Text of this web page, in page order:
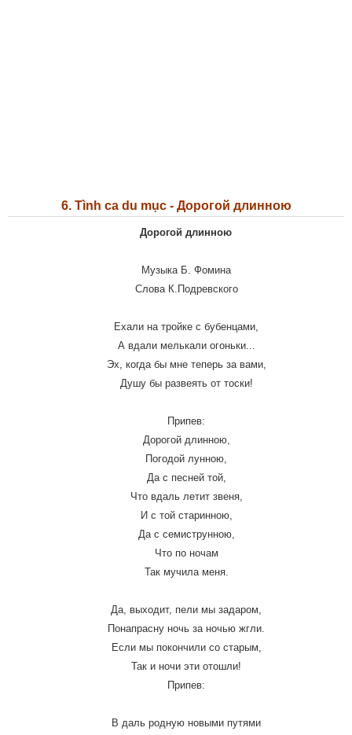
6. Tình ca du mục - Дорогой длинною
Дорогой длинною
Музыка Б. Фомина
Слова К.Подревского
Ехали на тройке с бубенцами,
А вдали мелькали огоньки...
Эх, когда бы мне теперь за вами,
Душу бы развеять от тоски!
Припев:
Дорогой длинною,
Погодой лунною,
Да с песней той,
Что вдаль летит звеня,
И с той старинною,
Да с семиструнною,
Что по ночам
Так мучила меня.
Да, выходит, пели мы задаром,
Понапрасну ночь за ночью жгли.
Если мы покончили со старым,
Так и ночи эти отошли!
Припев:
В даль родную новыми путями